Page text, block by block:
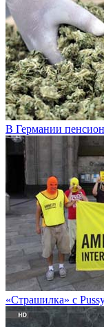
В Германии
«Страшилка» с